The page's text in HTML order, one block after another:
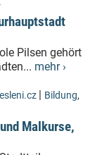
Pilsen gehört
mehr ›
| Bildung,
Malkurse,